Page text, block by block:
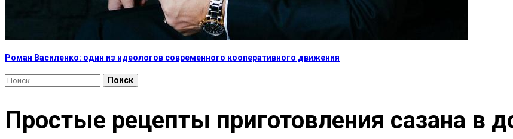
Роман Василенко: один из идеологов современного кооперативного движения
Найти:
Простые рецепты приготовления сазана в